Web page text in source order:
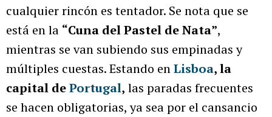
cualquier rincón es tentador. Se nota que se
está en la “Cuna del Pastel de Nata”,
mientras se van subiendo sus empinadas y
múltiples cuestas. Estando enLisboa, la
capital dePortugal, las paradas frecuentes
se hacen obligatorias, ya sea por el cansancio